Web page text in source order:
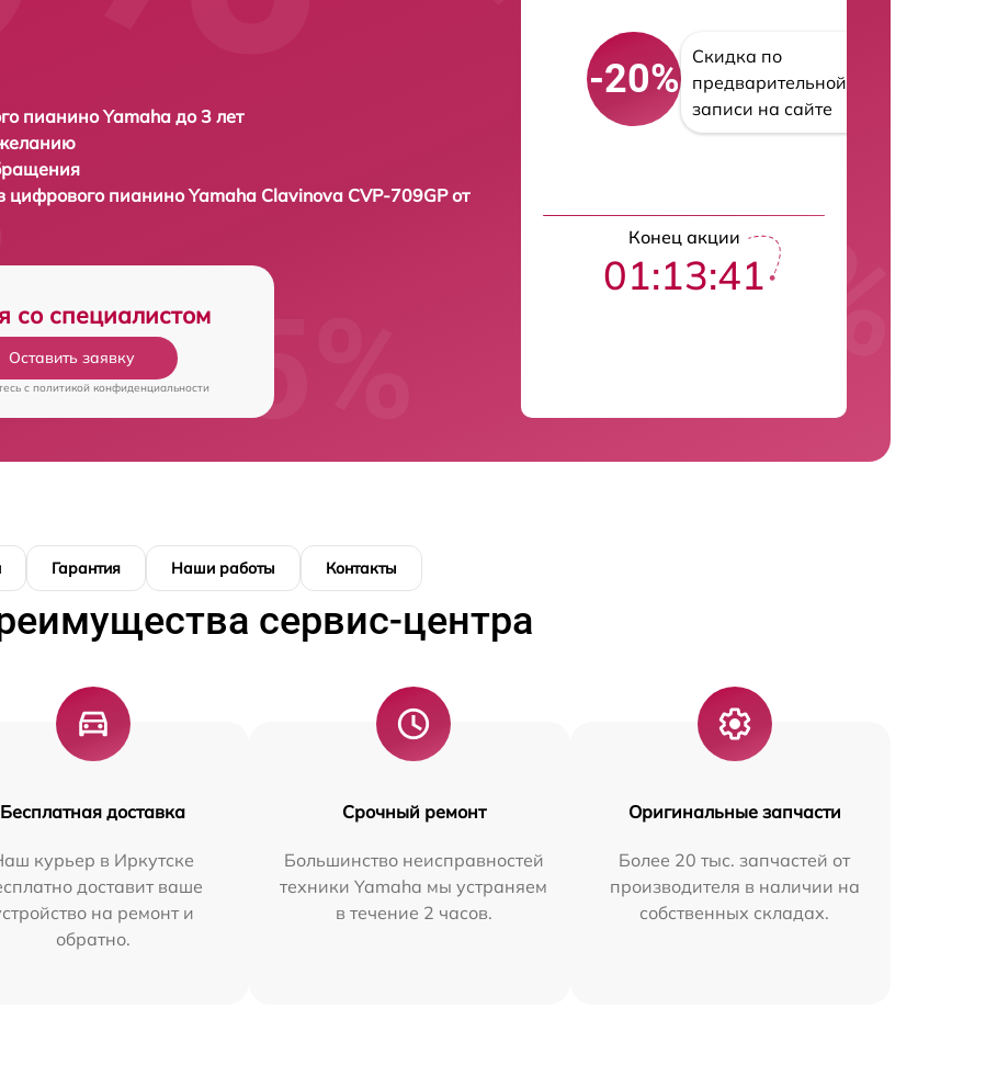
пианино Yamaha до 3 лет
цифрового пианиноYamaha Clavinova CVP-709GP от
со специалистом
Оставить заявку
c политикой конфиденциальности
-20%
Скидка по
предварительной
записи на сайте
Конец акции
01:13:40
Гарантия Наши работы Контакты
сервис-центра
Бесплатная доставка
курьер в Иркутске
доставит ваше
на ремонт и
обратно.
Срочный ремонт
Большинство неисправностей
техники Yamaha мы устраняем
в течение 2 часов.
Оригинальные запчасти
Более 20 тыс. запчастей от
производителя в наличии на
собственных складах.